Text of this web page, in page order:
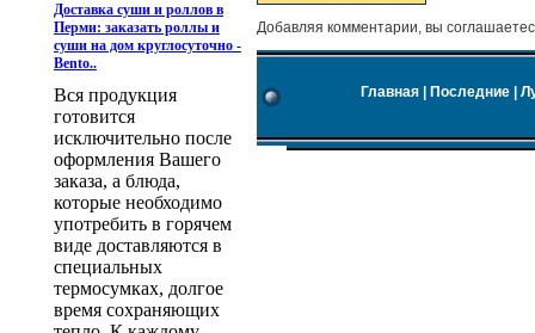
Доставка суши и роллов в
Перми: заказать роллы и
суши на дом круглосуточно -
Bento..
Вся продукция
готовится
исключительно после
оформления Вашего
заказа, а блюда,
которые необходимо
употребить в горячем
виде доставляются в
специальных
термосумках, долгое
время сохраняющих
Добавляя комментарии, вы
Главная Последние